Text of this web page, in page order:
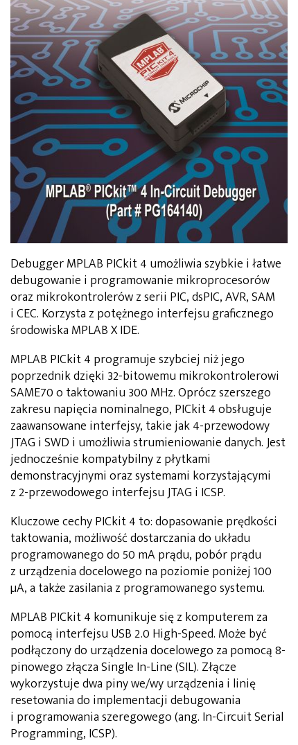
Debugger MPLAB PICkit 4 umożliwia szybkie i łatwe
debugowanie i programowanie mikroprocesorów
oraz mikrokontrolerów z serii PIC, dsPIC, AVR, SAM
i CEC. Korzysta z potężnego interfejsu graficznego
środowiska MPLAB X IDE.
MPLAB PICkit 4 programuje szybciej niż jego
poprzednik dzięki 32-bitowemu mikrokontrolerowi
SAME70 o taktowaniu 300 MHz. Oprócz szerszego
zakresu napięcia nominalnego, PICkit 4 obsługuje
zaawansowane interfejsy, takie jak 4-przewodowy
JTAG i SWD i umożliwia strumieniowanie danych. Jest
jednocześnie kompatybilny z płytkami
demonstracyjnymi oraz systemami korzystającymi
z 2-przewodowego interfejsu JTAG i ICSP.
Kluczowe cechy PICkit 4 to: dopasowanie prędkości
taktowania, możliwość dostarczania do układu
programowanego do 50 mA prądu, pobór prądu
z urządzenia docelowego na poziomie poniżej 100
µA, a także zasilania z programowanego systemu.
MPLAB PICkit 4 komunikuje się z komputerem za
pomocą interfejsu USB 2.0 High-Speed. Może być
podłączony do urządzenia docelowego za pomocą 8-
pinowego złącza Single In-Line (SIL). Złącze
wykorzystuje dwa piny we/wy urządzenia i linię
resetowania do implementacji debugowania
i programowania szeregowego (ang. In-Circuit Serial
Programming, ICSP).